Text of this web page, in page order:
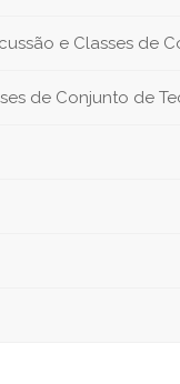
e Classes de
de Conjunto de